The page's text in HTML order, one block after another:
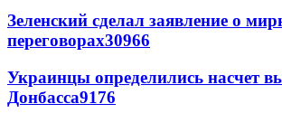
Зеленский сделал заявление о
переговорах30966
Украинцы определились насчет
Донбасса9176